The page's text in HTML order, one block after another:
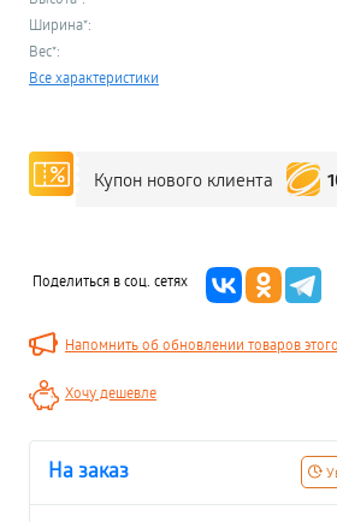
Ширина*:
Вес*:
Все характеристики
Купон нового клиента
Поделиться в соц. сетях
Напомнить об обновлении товаров
Хочу дешевле
На заказ